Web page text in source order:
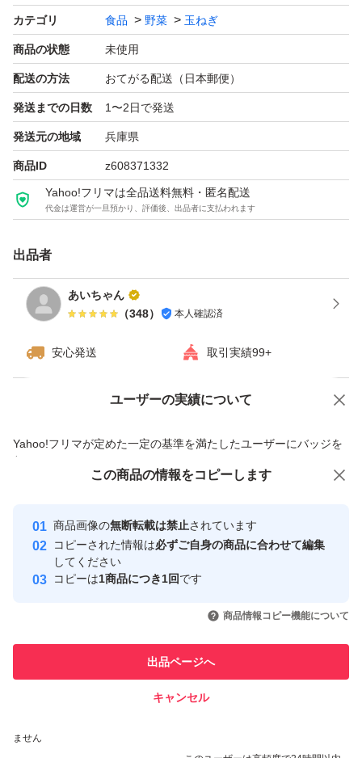
確認事項
収穫し乾燥してから順次発送予定です
保存性を高める為に土が付着した状態での発送になりま
す。
ですが、薄皮剥くと綺麗な玉ねぎになりますのでご安心く
ださい^_^
風通しの良い場所、冷蔵庫等にて１カ月以上はもつかと思
います(^^)
カテゴリ 食品 野菜 玉ねぎ
商品の状態 未使用
配送の方法 おてがる配送（日本郵便）
発送までの日数 1〜2日で発送
発送元の地域 兵庫県
商品ID z608371332
Yahoo!フリマは全品送料無料・匿名配送
代金は運営が一旦預かり、評価後、出品者に支払われます
出品者
あいちゃん
（348） 本人確認済
安心発送 取引実績99+
ユーザーの実績について
Yahoo!フリマが定めた一定の基準を満たしたユーザーにバッジを
付与しています
安心取引出品者
心・安全なユーザーです
取引実績
引を完了させた実績があります
での取引実績があります
ません
価格の相談 商品への質問
この商品の情報をコピーします
商品画像の無断転載は禁止されています
コピーされた情報は必ずご自身の商品に合わせて編集
してください
コピーは1商品につき1回です
商品情報コピー機能について
出品ページへ
キャンセル
この商品をみている人にオススメ